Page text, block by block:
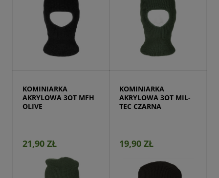
Przejdź do produktu
KOMINIARKA
AKRYLOWA 3OT MFH
OLIVE
21,90 ZŁ
KOMINIARKA
AKRYLOWA 3OT MIL-
TEC CZARNA
19,90 ZŁ